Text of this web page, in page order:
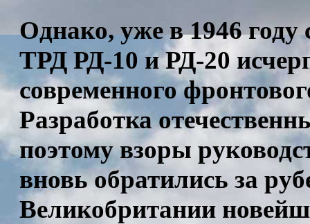
Однако, уже в 1946 году
ТРД РД-10 и РД-20
современного
Разработка
поэтому взоры
вновь обратились за
Великобритании